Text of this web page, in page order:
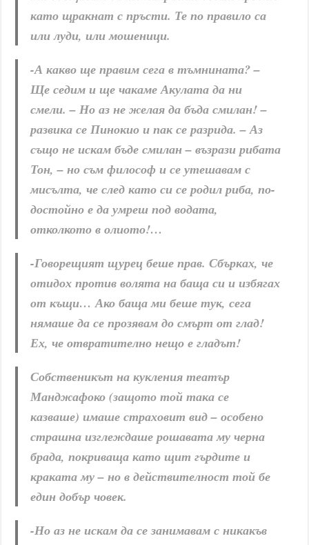
като щракнат с пръсти. Те по правило са
или луди, или мошеници.
-А какво ще правим сега в тъмнината? –
Ще седим и ще чакаме Акулата да ни
смели. – Но аз не желая да бъда смилан! –
развика се Пинокио и пак се разрида. – Аз
също не искам бъде смилан – възрази рибата
Тон, – но съм философ и се утешавам с
мисълта, че след като си се родил риба, по-
достойно е да умреш под водата,
отколкото в олиото!…
-Говорещият щурец беше прав. Сбърках, че
отидох против волята на баща си и избягах
от къщи… Ако баща ми беше тук, сега
нямаше да се прозявам до смърт от глад!
Ех, че отвратително нещо е гладът!
Собственикът на кукления театър
Манджафоко (защото той така се
казваше) имаше страховит вид – особено
страшна изглеждаше рошавата му черна
брада, покриваща като щит гърдите и
краката му – но в действителност той бе
един добър човек.
-Но аз не искам да се занимавам с никакъв